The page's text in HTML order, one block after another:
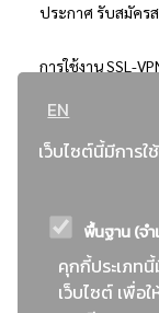
EN
เว็บไซต์นี้มีการใ
พื้นฐาน (จำ
คุกกี้ประเภท
เว็บไซต์ เพื่อ
ประกาศ รับสมัคร
การใช้งาน SSL-
..ยอดนิยม..
: วิธีเฉพาะเจาะจง
ข่าวสาร/ประกาศ
: เอกสารส่งเสริมควา